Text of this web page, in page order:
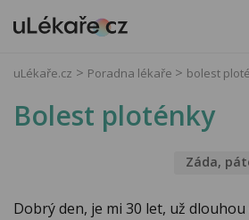
uLékaře.cz Poradna lékaře bolest
Bolest ploténky
Záda,
Dobrý den, je mi 30 let, už